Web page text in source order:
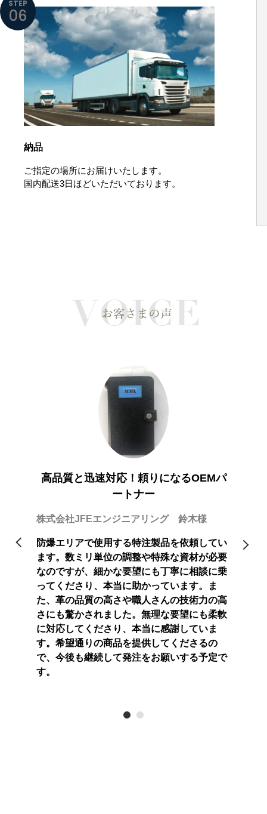
STEP
06
納品
ご指定の場所にお届けいたします。
国内配送3日ほどいただいております。
した
高品質と迅速対応！頼りになるOEMパ
ートナー
株式会社JFEエンジニアリング 鈴木様
防爆エリアで使用する特注製品を依頼してい
ます。数ミリ単位の調整や特殊な資材が必要
なのですが、細かな要望にも丁寧に相談に乗
ってくださり、本当に助かっています。ま
た、革の品質の高さや職人さんの技術力の高
さにも驚かされました。無理な要望にも柔軟
に対応してくださり、本当に感謝していま
す。希望通りの商品を提供してくださるの
で、今後も継続して発注をお願いする予定で
す。
がほと